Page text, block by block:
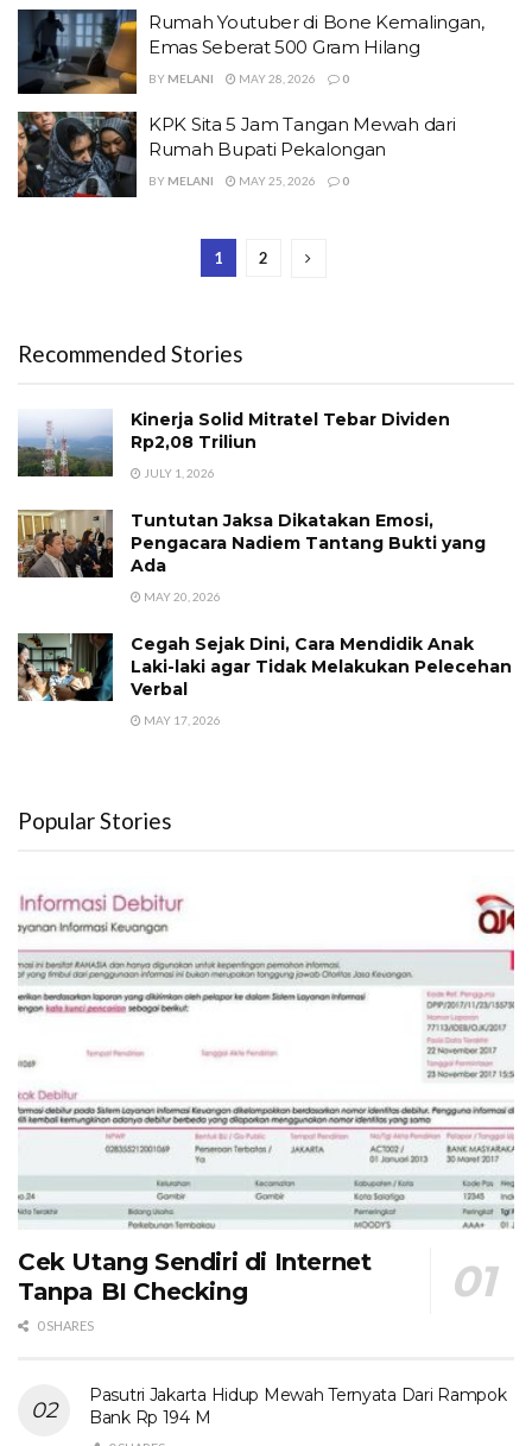
Rumah Youtuber di Bone Kemalingan,
Emas Seberat 500 Gram Hilang
BY MELANI MAY 28, 2026 0
KPK Sita 5 Jam Tangan Mewah dari
Rumah Bupati Pekalongan
BY MELANI MAY 25, 2026 0
1 2
Recommended Stories
Kinerja Solid Mitratel Tebar Dividen
Rp2,08 Triliun
JULY 1, 2026
Tuntutan Jaksa Dikatakan Emosi,
Pengacara Nadiem Tantang Bukti yang
Ada
MAY 20, 2026
Cegah Sejak Dini, Cara Mendidik Anak
Laki-laki agar Tidak Melakukan Pelecehan
Verbal
MAY 17, 2026
Popular Stories
Cek Utang Sendiri di Internet
Tanpa BI Checking
0 SHARES
Pasutri Jakarta Hidup Mewah Ternyata Dari Rampok
Bank Rp 194 M